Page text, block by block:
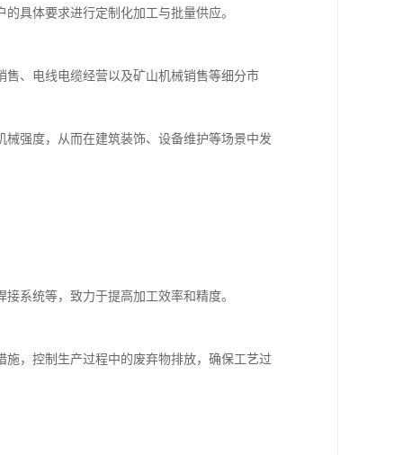
具体要求进行定制化加工与批量供应。
、电线电缆经营以及矿山机械销售等细分市
强度，从而在建筑装饰、设备维护等场景中发
系统等，致力于提高加工效率和精度。
，控制生产过程中的废弃物排放，确保工艺过